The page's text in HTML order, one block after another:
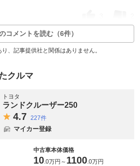
コメントを読む（6件）
、記事提供社と関係はありません。
クルマ
トヨタ
ランドクルーザー250
4.7 227件
マイカー登録
中古車本体価格
10.0万円 ～ 1100.0万円